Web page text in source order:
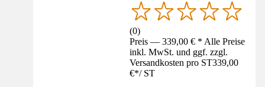
(0)
Preis — 339,00 € * Alle Preise
inkl. MwSt. und ggf. zzgl.
Versandkosten pro ST339,00
€*/ ST